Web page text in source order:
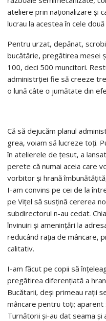
ateliere prin naţionalizare şi
lucrau la acestea în cele
Pentru urzat, depănat,
bucătărie, pregătirea mesei
100, deci 500 muncitori.
administrţiei fie să creeze
o lună câte o jumătate din
Că să dejucăm planul
grea, voiam să lucreze toţi.
în atelierele de ţesut, a
perete că numai aceia care
vorbitor şi hrană
I-am convins pe cei de la
pe Viţel să susţină cererea
subdirectorul n-au cedat.
învinuiri şi ameninţări la
reducând raţia de mâncare,
calitativ.
I-am făcut pe copii să
pregătirea diferenţiată a
Bucătarii, deşi primeau raţii
mâncare pentru toţi;
Turnătorii şi-au dat seama şi